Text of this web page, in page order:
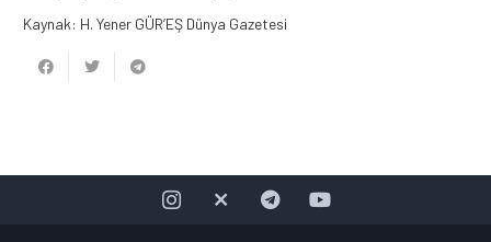
Kaynak: H. Yener GÜR’EŞ Dünya Gazetesi